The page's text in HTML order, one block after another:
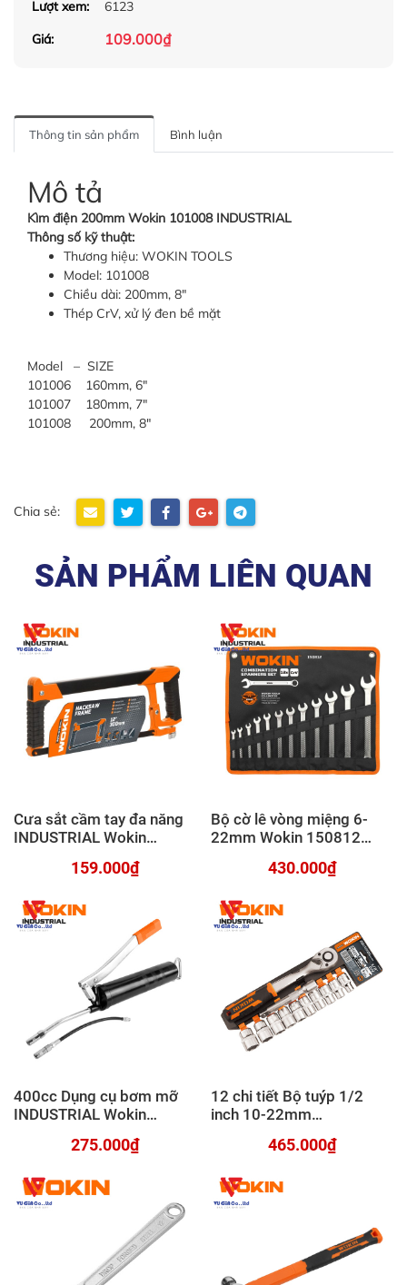
Lượt xem: 6123
Giá: 109.000₫
Thông tin sản phẩm Bình luận
Mô tả
Kìm điện 200mm Wokin 101008 INDUSTRIAL
Thông số kỹ thuật:
Thương hiệu: WOKIN TOOLS
Model: 101008
Chiều dài: 200mm, 8″
Thép CrV, xử lý đen bề mặt
Model – SIZE
101006 160mm, 6″
101007 180mm, 7″
101008 200mm, 8″
Chia sẻ:
SẢN PHẨM LIÊN QUAN
Cưa sắt cầm tay đa năng
INDUSTRIAL Wokin
159.000₫
Bộ cờ lê vòng miệng 6-
22mm Wokin 150812
430.000₫
400cc Dụng cụ bơm mỡ
INDUSTRIAL Wokin
275.000₫
12 chi tiết Bộ tuýp 1/2
inch 10-22mm
465.000₫